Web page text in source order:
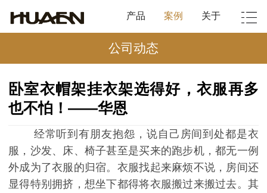
产品 案例 关于
公司动态
卧室衣帽架挂衣架选得好，衣服再多
也不怕！——华恩
经常听到有朋友抱怨，说自己房间到处都是衣
服，沙发、床、椅子甚至是买来的跑步机，都无一例
外成为了衣服的归宿。衣服找起来麻烦不说，房间还
显得特别拥挤，想坐下都得将衣服搬过来搬过去。其